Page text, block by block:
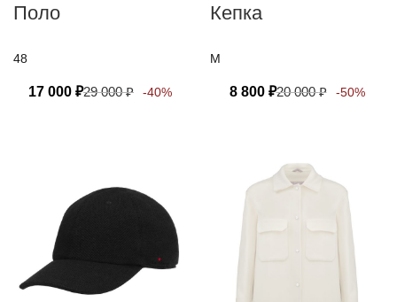
Поло
48
17 000 ₽29 000₽ -40%
Кепка
M
8 800 ₽20 000₽ -50%